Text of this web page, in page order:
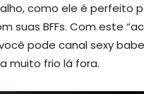
como ele é perfeito
suas BFFs. Com este
pode canal sexy
muito frio lá fora.